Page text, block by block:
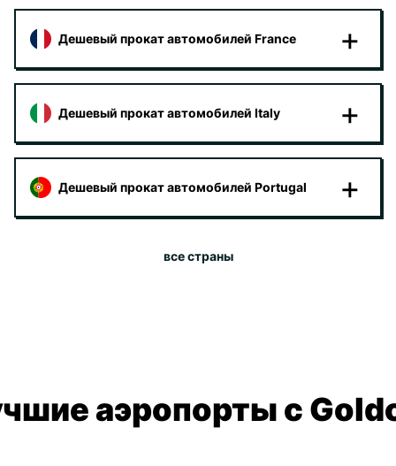
Дешевый прокат автомобилей France
Дешевый прокат автомобилей Italy
Дешевый прокат автомобилей Portugal
все страны
аэропорты с